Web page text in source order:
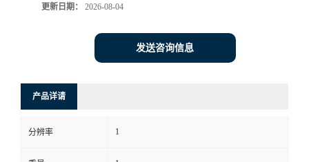
更新日期： 2026-08-04
发送咨询信息
产品详请
分辨率 1